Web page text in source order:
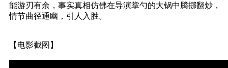
能游刃有余，事实真相仿佛在导演掌勺的大锅中腾挪翻炒，
情节曲径通幽，引人入胜。
【电影截图】